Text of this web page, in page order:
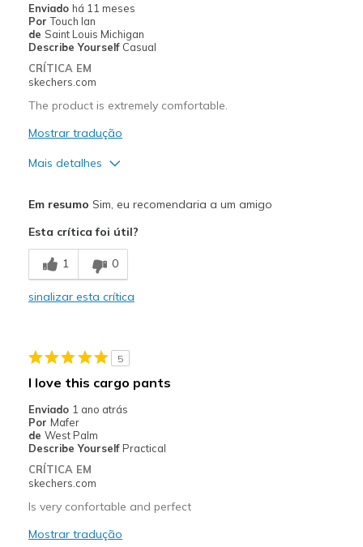
View On Shoes
I'm Really Into Shoes
Enviado há 11 meses
Por Touch Ian
de Saint Louis Michigan
Describe Yourself Casual
CRÍTICA EM
skechers.com
The product is extremely comfortable.
Mostrar tradução
Mais detalhes
Melhores utilizações
Casual Wear
View On Shoes
I'm Into Shoes
Em resumo Sim, eu recomendaria a um amigo
Esta crítica foi útil?
1 0
sinalizar esta crítica
5
I love this cargo pants
Enviado 1 ano atrás
Por Mafer
de West Palm
Describe Yourself Practical
CRÍTICA EM
skechers.com
Is very confortable and perfect
Mostrar tradução